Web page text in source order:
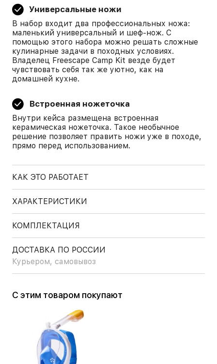
Универсальные ножи
В набор входит два профессиональных ножа:
маленький универсальный и шеф-нож. С
помощью этого набора можно решать сложные
кулинарные задачи в походных условиях.
Владелец Freescape Camp Kit везде будет
чувствовать себя так же уютно, как на
домашней кухне.
Встроенная ножеточка
Внутри кейса размещена встроенная
керамическая ножеточка. Такое необычное
решение позволяет править ножи уже в походе,
прямо перед использованием.
КАК ЭТО РАБОТАЕТ
ХАРАКТЕРИСТИКИ
КОМПЛЕКТАЦИЯ
ДОСТАВКА ПО РОССИИ
Курьером, самовывоз
С этим товаром покупают